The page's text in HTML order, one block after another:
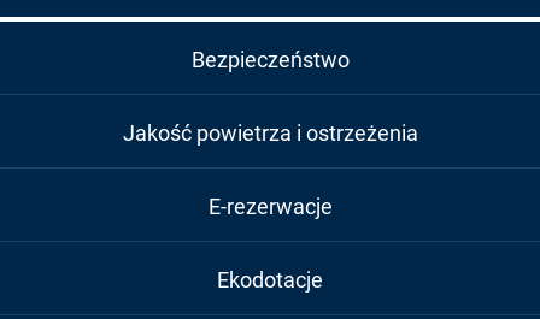
Bezpieczeństwo
Jakość powietrza i ostrzeżenia
E-rezerwacje
Ekodotacje